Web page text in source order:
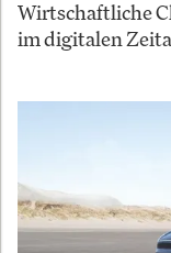
Wirtschaftliche
im digitalen